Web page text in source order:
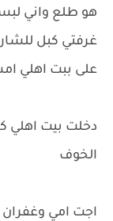
هو طلع واني
غرفتي كبل
على ببت اهلي
دخلت بيت اهلي
الخوف
اجت امي وغفران